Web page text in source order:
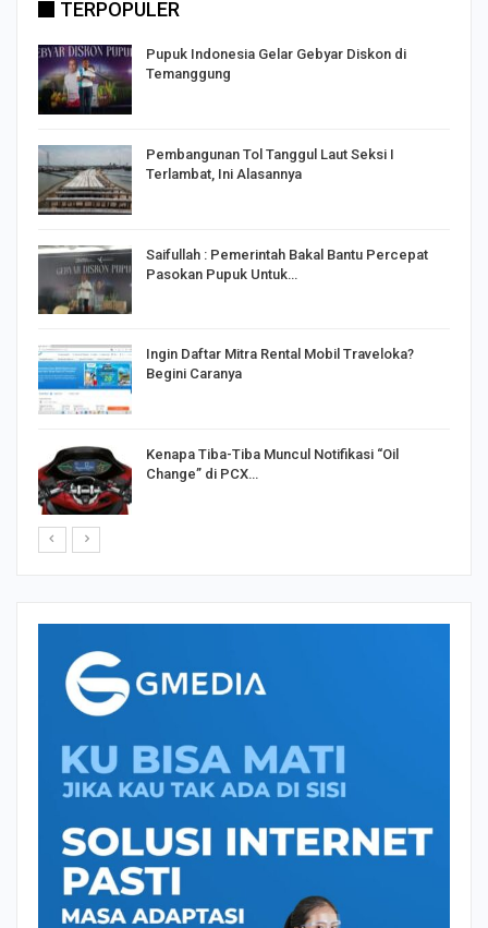
TERPOPULER
Pupuk Indonesia Gelar Gebyar Diskon di
Temanggung
Pembangunan Tol Tanggul Laut Seksi I
Terlambat, Ini Alasannya
Saifullah : Pemerintah Bakal Bantu Percepat
Pasokan Pupuk Untuk…
Ingin Daftar Mitra Rental Mobil Traveloka?
Begini Caranya
Kenapa Tiba-Tiba Muncul Notifikasi “Oil
Change” di PCX…